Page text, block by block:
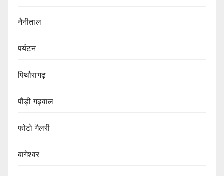
नैनीताल
पर्यटन
पिथौरागढ़
पौड़ी गढ़वाल
फोटो गैलरी
बागेश्वर